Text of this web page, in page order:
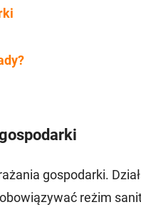
gospodarki.
reżim